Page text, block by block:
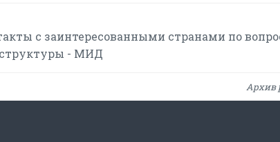
с заинтересованными странами по
- МИД
Архив